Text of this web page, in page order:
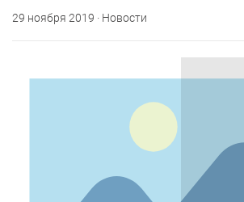
29 ноября 2019 · Новости